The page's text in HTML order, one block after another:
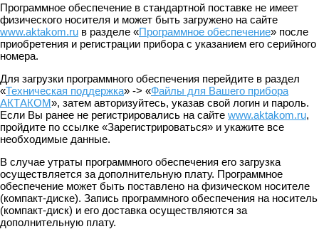
Программное обеспечение в стандартной поставке не имеет
физического носителя и может быть загружено на сайте
www.aktakom.ru в разделе «Программное обеспечение» после
приобретения и регистрации прибора с указанием его серийного
номера.
Для загрузки программного обеспечения перейдите в раздел
«Техническая поддержка» -> «Файлы для Вашего прибора
АКТАКОМ», затем авторизуйтесь, указав свой логин и пароль.
Если Вы ранее не регистрировались на сайте www.aktakom.ru,
пройдите по ссылке «Зарегистрироваться» и укажите все
необходимые данные.
В случае утраты программного обеспечения его загрузка
осуществляется за дополнительную плату. Программное
обеспечение может быть поставлено на физическом носителе
(компакт-диске). Запись программного обеспечения на носитель
(компакт-диск) и его доставка осуществляются за
дополнительную плату.